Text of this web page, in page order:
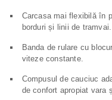
Carcasa mai flexibilă în
borduri și linii de tramvai.
Banda de rulare cu
viteze constante.
Compusul de cauciuc
de confort apropiat vara